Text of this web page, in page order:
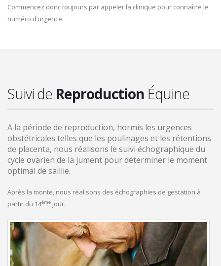
Commencez donc toujours par appeler la clinique pour connaître le
numéro d’urgence.
Suivi de Reproduction Équine
A la période de reproduction, hormis les urgences
obstétricales telles que les poulinages et les rétentions
de placenta, nous réalisons le suivi échographique du
cycle ovarien de la jument pour déterminer le moment
optimal de saillie.
Après la monte, nous réalisons des échographies de gestation à
partir du 14ème jour.